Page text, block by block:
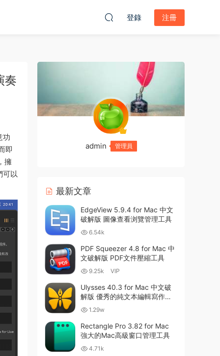
登錄 注冊
奏
功
即
擁
可以
admin 管理員
最新文章
EdgeView 5.9.4 for Mac 中文
破解版 圖像查看浏覽管理工具
6.54k
PDF Squeezer 4.8 for Mac 中
文破解版 PDF文件壓縮工具
9.25k VIP
Ulysses 40.3 for Mac 中文破
解版 優秀的純文本編輯寫作軟
件 1.29w
Rectangle Pro 3.82 for Mac
強大的Mac高級窗口管理工具
4.71k